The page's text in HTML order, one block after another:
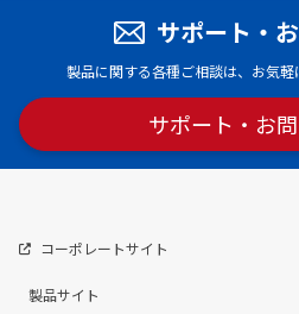
サポート・
製品に関する各種ご相談は、お気軽
サポート・ お
コーポレートサイト
製品サイト